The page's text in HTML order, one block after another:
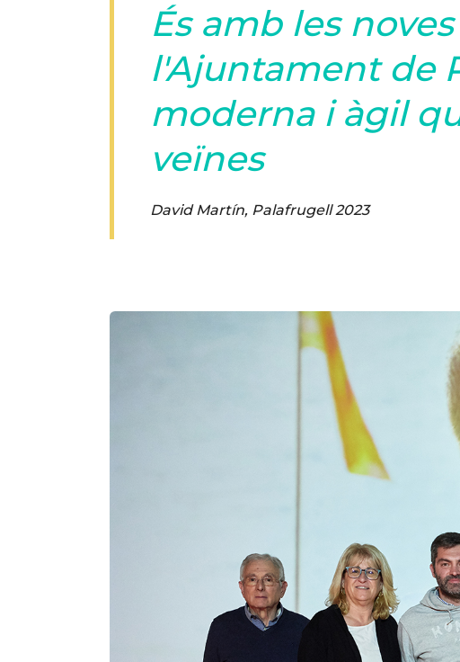
És amb les
l'Ajuntament de
moderna i àgil
veïnes
David Martín, Palafrugell 2023